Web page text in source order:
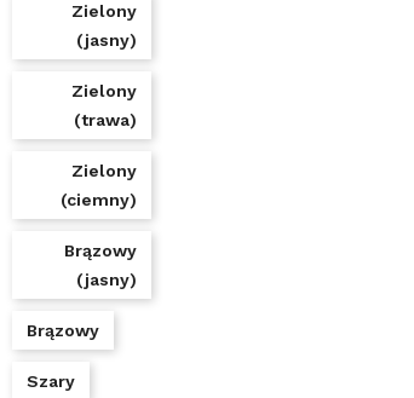
Zielony
(jasny)
Zielony
(trawa)
Zielony
(ciemny)
Brązowy
(jasny)
Brązowy
Szary